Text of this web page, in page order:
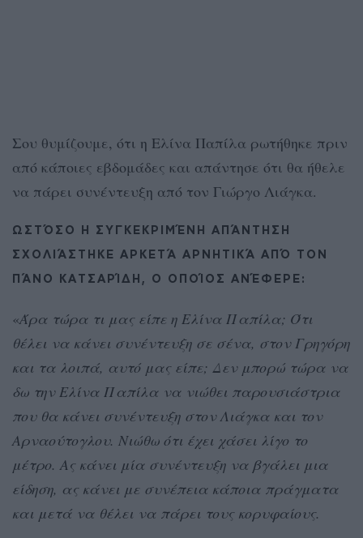
Σου θυμίζουμε, ότι η Ελίνα Παπίλα ρωτήθηκε πριν
από κάποιες εβδομάδες και απάντησε ότι θα ήθελε
να πάρει συνέντευξη από τον Γιώργο Λιάγκα.
ΩΣΤΌΣΟ Η ΣΥΓΚΕΚΡΙΜΈΝΗ ΑΠΆΝΤΗΣΗ
ΣΧΟΛΙΆΣΤΗΚΕ ΑΡΚΕΤΆ ΑΡΝΗΤΙΚΆ ΑΠΌ ΤΟΝ
ΠΆΝΟ ΚΑΤΣΑΡΊΔΗ, Ο ΟΠΟΊΟΣ ΑΝΈΦΕΡΕ:
«Άρα τώρα τι μας είπε η Ελίνα Παπίλα; Ότι
θέλει να κάνει συνέντευξη σε σένα, στον Γρηγόρη
και τα λοιπά, αυτό μας είπε; Δεν μπορώ τώρα να
δω την Ελίνα Παπίλα να νιώθει παρουσιάστρια
που θα κάνει συνέντευξη στον Λιάγκα και τον
Αρναούτογλου. Νιώθω ότι έχει χάσει λίγο το
μέτρο. Ας κάνει μία συνέντευξη να βγάλει μια
είδηση, ας κάνει με συνέπεια κάποια πράγματα
και μετά να θέλει να πάρει τους κορυφαίους.